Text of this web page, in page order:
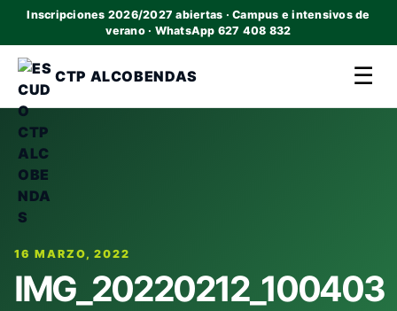
Inscripciones 2026/2027 abiertas · Campus e intensivos de
verano · WhatsApp 627 408 832
CTP ALCOBENDAS ☰
16 MARZO, 2022
IMG_20220212_100403